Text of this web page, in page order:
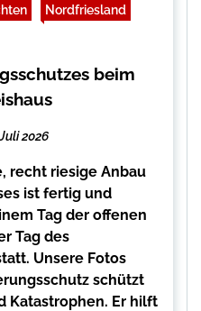
Nordfriesland
beim
2026
recht riesige Anbau
ist fertig und
Tag der offenen
Tag des
Unsere Fotos
schützt
Katastrophen. Er hilft